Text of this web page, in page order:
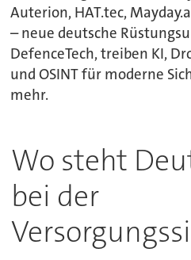
Auterion, HAT.tec,
– neue deutsche
DefenceTech, treiben KI,
und OSINT für moderne
mehr.
Wo steht
bei der